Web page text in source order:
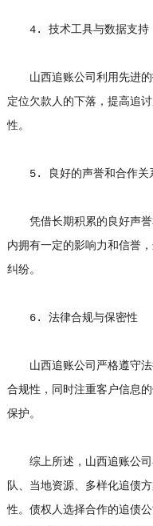
4. 技术工具与数据支持
山西追账公司利用先进的
定位欠款人的下落，提高追
性。
5. 良好的声誉和合作关
凭借长期积累的良好声誉
内拥有一定的影响力和信誉
纠纷。
6. 法律合规与保密性
山西追账公司严格遵守法
合规性，同时注重客户信息
保护。
综上所述，山西追账公司
队、当地资源、多样化追债
性。债权人选择合作的追债